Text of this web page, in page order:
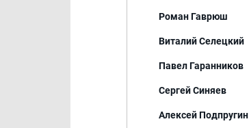
Роман Гаврюш
Виталий Селецкий
Павел Гаранников
Сергей Синяев
Алексей Подпругин